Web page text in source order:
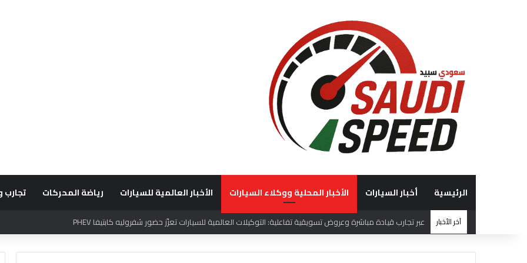
الرئيسية أخبار السيارات الأخبار المحلية ووكلاء السيارات الأخبار العالمية للسيارات رياضة المحركات تجارب
آخر الأخبار “الوعلان للتجارة” تحصد جائزة “شريك إرث التميّز” في قمة “شركاء هيونداي لعام 2026” تقديراً للتميّز التشغيلي وريادة تجارب العميل